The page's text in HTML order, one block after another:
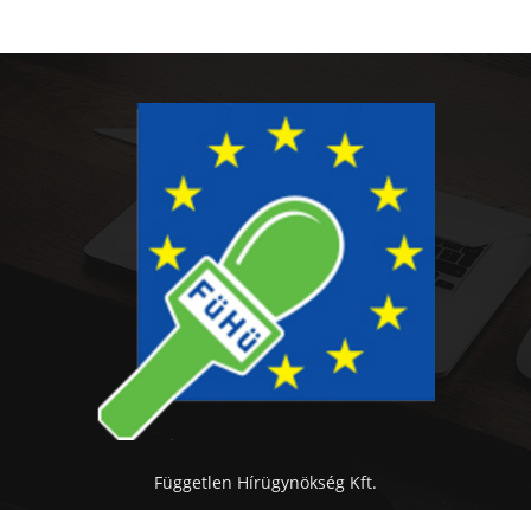
Független Hírügynökség Kft.